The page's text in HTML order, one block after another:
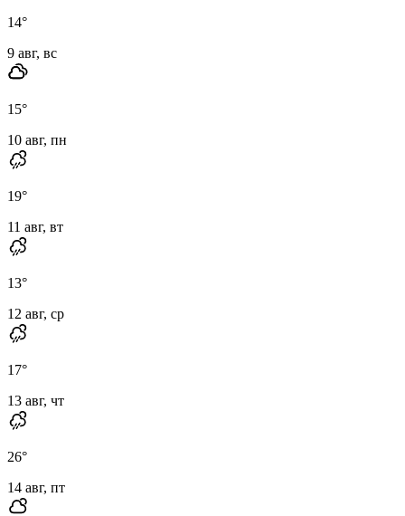
14°
9 авг, вс
15°
10 авг, пн
19°
11 авг, вт
13°
12 авг, ср
17°
13 авг, чт
26°
14 авг, пт